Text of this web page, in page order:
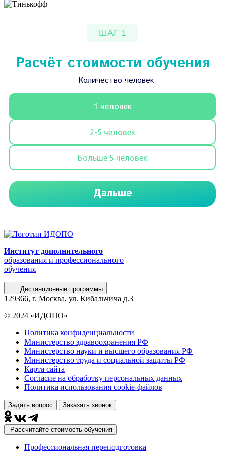
Институт дополнительного
образования и профессионального
обучения
Дистанционные программы
129366, г. Москва, ул. Кибальчича д.3
© 2024 «ИДОПО»
Политика конфиденциальности
Министерство здравоохранения РФ
Министерство науки и высшего образования РФ
Министерство труда и социальной защиты РФ
Карта сайта
Согласие на обработку персональных данных
Политика использования сookie-файлов
Задать вопрос Заказать звонок
Рассчитайте стоимость обучения
Профессиональная переподготовка